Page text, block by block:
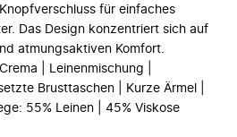
für einfaches
Das Design konzentriert sich auf
atmungsaktiven Komfort.
| Leinenmischung |
Brusttaschen | Kurze Ärmel |
55% Leinen | 45% Viskose